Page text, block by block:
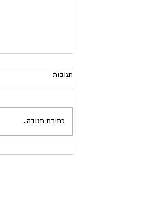
תגובות
כתיבת תגובה...